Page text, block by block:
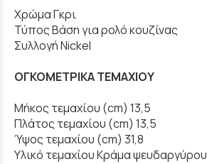
Χρώμα Γκρι
Τύπος Βάση για ρολό κουζίνας
Συλλογή Nickel
ΟΓΚΟΜΕΤΡΙΚΑ ΤΕΜΑΧΙΟΥ
Μήκος τεμαχίου (cm) 13,5
Πλάτος τεμαχίου (cm) 13,5
Ύψος τεμαχίου (cm) 31,8
Υλικό τεμαχίου Κράμα ψευδαργύρου